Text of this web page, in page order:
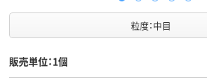
粒度：中目
販売単位：1個